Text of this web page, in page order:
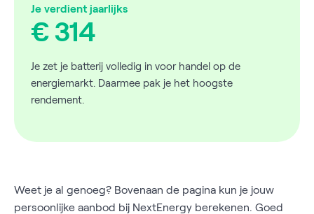
Je verdient jaarlijks
€ 314
Je zet je batterij volledig in voor handel op de
energiemarkt. Daarmee pak je het hoogste
rendement.
Weet je al genoeg? Bovenaan de pagina kun je jouw
persoonlijke aanbod bij NextEnergy berekenen. Goed